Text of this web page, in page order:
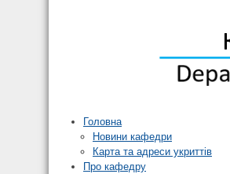
Головна
Новини кафедри
Карта та адреси укриттів
Про кафедру